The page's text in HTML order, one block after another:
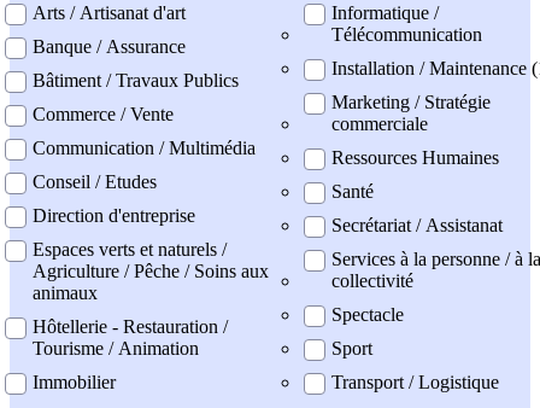
Arts / Artisanat d'art
Banque / Assurance
Bâtiment / Travaux Publics
Commerce / Vente
Communication / Multimédia
Conseil / Etudes
Direction d'entreprise
Espaces verts et naturels /
Agriculture / Pêche / Soins aux
animaux
Hôtellerie - Restauration /
Tourisme / Animation
Immobilier
Informatique /
Télécommunication
Installation / Maintenance
Marketing / Stratégie
commerciale
Ressources Humaines
Santé
Secrétariat / Assistanat
Services à la personne / à la
collectivité
Spectacle
Sport
Transport / Logistique